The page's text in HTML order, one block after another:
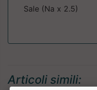
Sale (Na x 2.5)
Articoli simili: